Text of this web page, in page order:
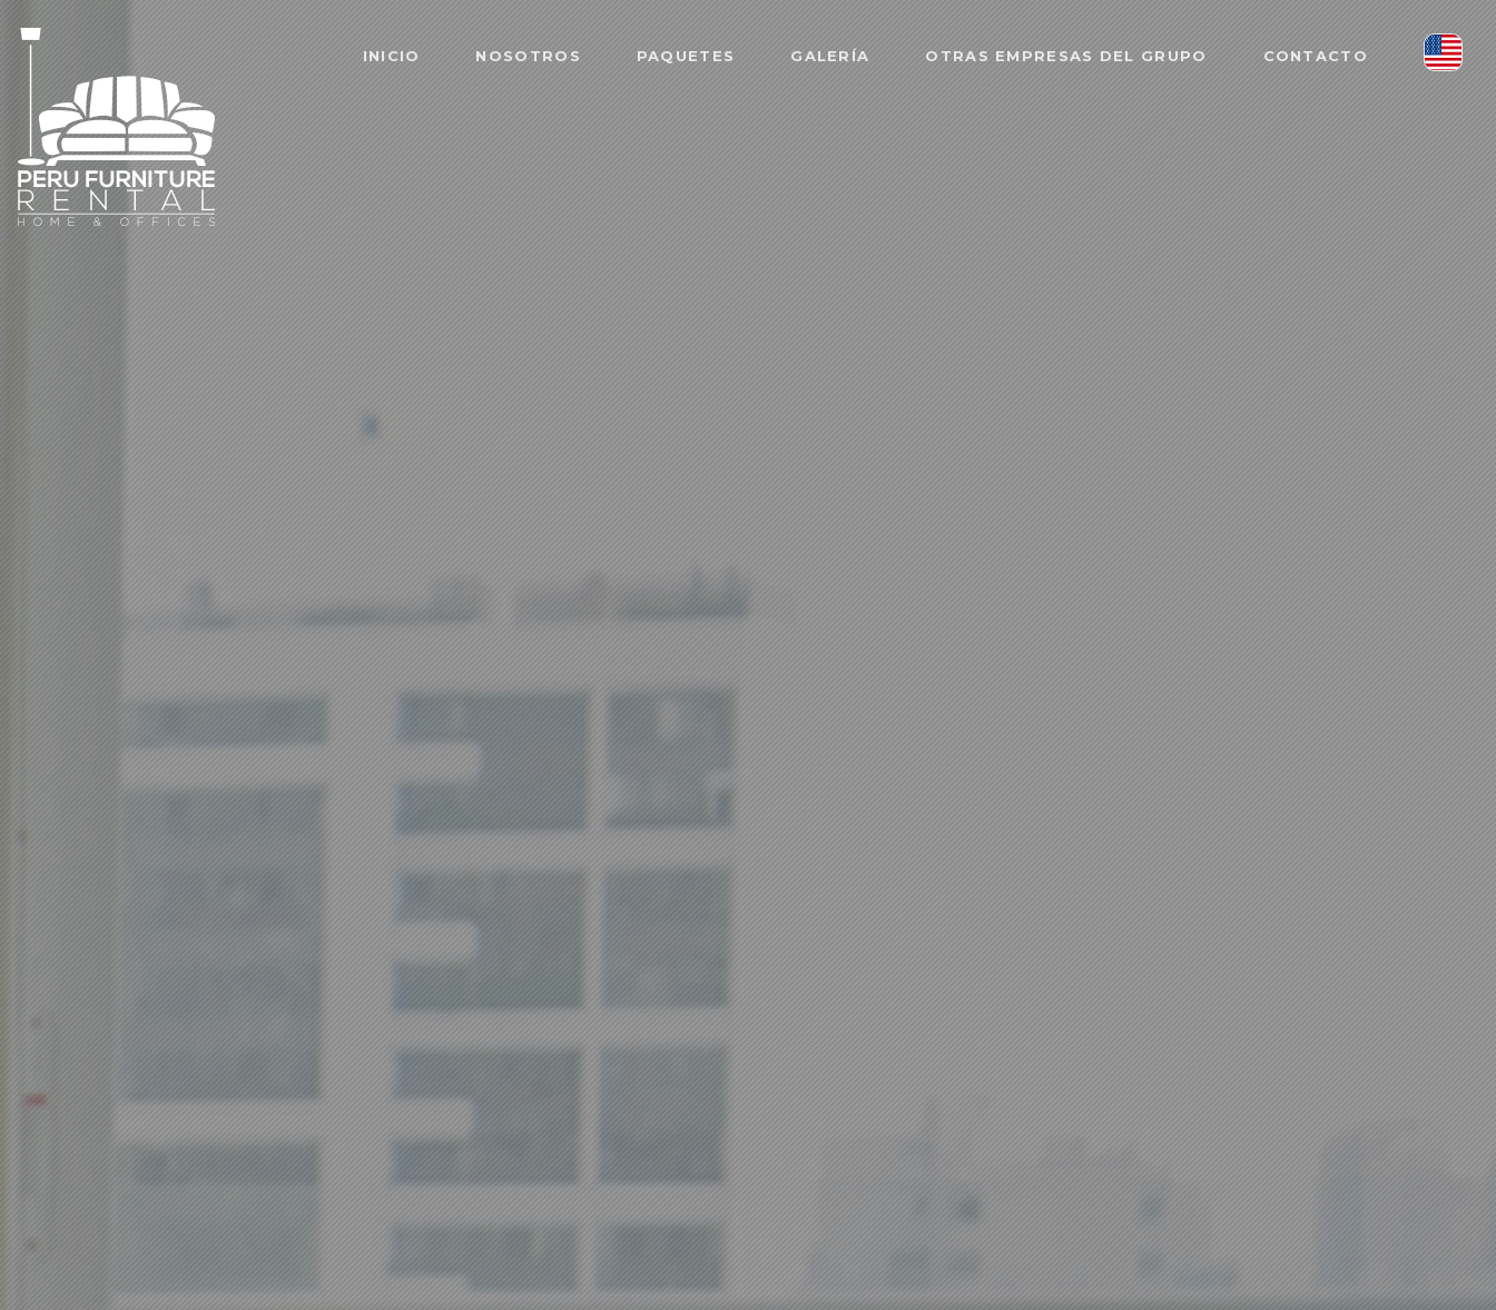
INICIO NOSOTROS PAQUETES GALERÍA OTRAS EMPRESAS DEL GRUPO CONTACTO